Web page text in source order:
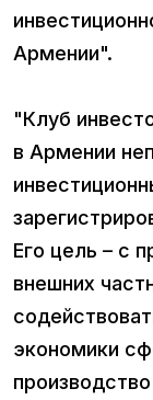
Армении".
"Клуб
в Армении
Его цель – с
внешних
экономики